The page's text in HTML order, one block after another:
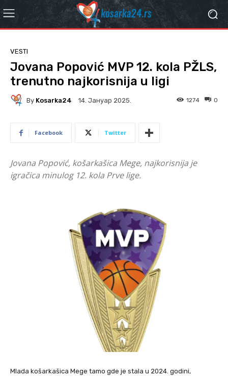
VESTI
Jovana Popović MVP 12. kola PŽLS,
trenutno najkorisnija u ligi
By Kosarka24 14. Јануар 2025. 0
1274
Facebook Twitter
Jovana Popović, košarkašica Mege, najkorisnija je
igračica minulog 12. kola Prve lige.
Mlada košarkašica Mege tamo gde je stala u 2024. godini,